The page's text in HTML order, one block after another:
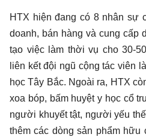
HTX hiện đang có 8 nhân sự
doanh, bán hàng và cung cấp
tạo việc làm thời vụ cho 30-
liên kết đội ngũ cộng tác viên
học Tây Bắc. Ngoài ra, HTX
xoa bóp, bấm huyệt y học cổ
người khuyết tật, người yếu
thêm các dòng sản phẩm hữu